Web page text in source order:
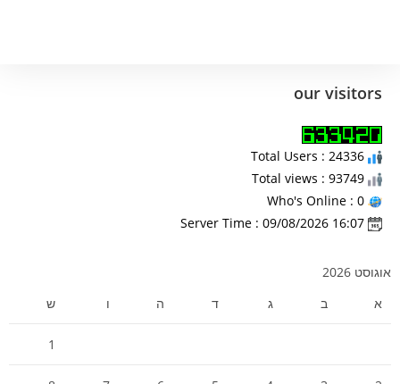
our visitors
אוגוסט 2026
א
ב ג ד ה ו ש
1